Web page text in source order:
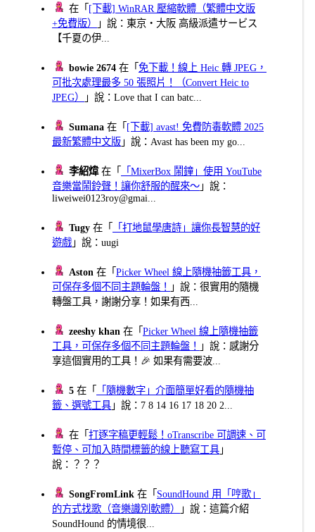
在「 [下載] WinRAR 壓縮軟體（繁體中文版
+免費版）
」說：東京・大阪 高級派遣サービス
【千夏の伊...
bowie 2674 在「免下載！線上 Heic 轉 JPEG，
可批次處理最多 50 張照片！（Convert Heic to
JPEG）
」說：Love that I can batc...
Sumana 在「 [下載] avast! 免費防毒軟體 2025
最新繁體中文版 」說：Avast has been my go...
李紹煒在「
「MixerBox 鬧鐘」使用 YouTube
音樂當鬧鈴聲！讓你舒服的醒來～ 」說：
liweiwei0123roy@gmai...
Tugy 在「
「打地鼠學唐詩」讓你長智慧的好
遊戲 」說：uugi
Aston 在「Picker Wheel 線上隨機抽籤工具，
可保存多個不同主題輪盤！
」說：很實用的隨機
轉盤工具，謝謝分享！如果有西...
zeeshy khan 在「Picker Wheel 線上隨機抽籤
工具，可保存多個不同主題輪盤！
」說：感謝分
享這個實用的工具！🎉 如果有需要波...
5 在「
「隨機數字」介面簡單好看的隨機抽
籤、選號工具 」說：7 8 14 16 17 18 20 2...
在「打逐字稿更輕鬆！oTranscribe 可調速、可
暫停、可加入時間標籤的線上聽寫工具 」
說：？？？
SongFromLink 在「 SoundHound 用「哼歌」
的方式找歌（音樂識別軟體）
」說：這篇介紹
SoundHound 的情境很...